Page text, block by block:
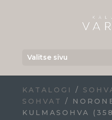
Valitse sivu
KATALOGI /
SOHVAT
/
KULMASOHVA